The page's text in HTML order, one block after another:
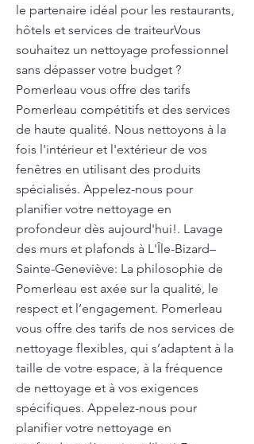
le partenaire idéal pour les restaurants,
hôtels et services de traiteurVous
souhaitez un nettoyage professionnel
sans dépasser votre budget ?
Pomerleau vous offre des tarifs
Pomerleau compétitifs et des services
de haute qualité. Nous nettoyons à la
fois l'intérieur et l'extérieur de vos
fenêtres en utilisant des produits
spécialisés. Appelez-nous pour
planifier votre nettoyage en
profondeur dès aujourd'hui!. Lavage
des murs et plafonds à L'Île-Bizard–
Sainte-Geneviève: La philosophie de
Pomerleau est axée sur la qualité, le
respect et l’engagement. Pomerleau
vous offre des tarifs de nos services de
nettoyage flexibles, qui s’adaptent à la
taille de votre espace, à la fréquence
de nettoyage et à vos exigences
spécifiques. Appelez-nous pour
planifier votre nettoyage en